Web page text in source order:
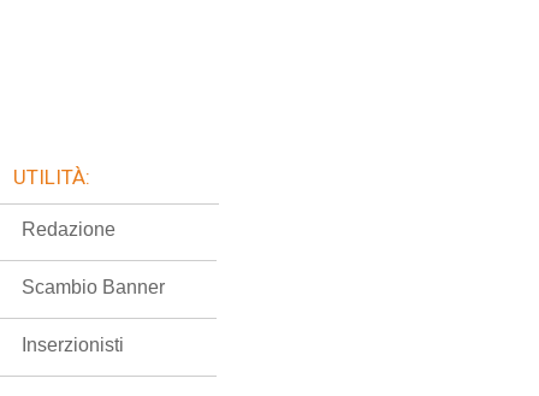
UTILITÀ:
Redazione
Scambio Banner
Inserzionisti